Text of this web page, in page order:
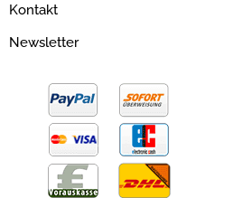
Kontakt
Newsletter